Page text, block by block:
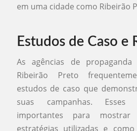
em uma cidade como Ribeirão
Estudos de Caso e
As agências de
Ribeirão Preto
estudos de caso que
suas campanhas. Esses
importantes para
estratégias utilizadas e